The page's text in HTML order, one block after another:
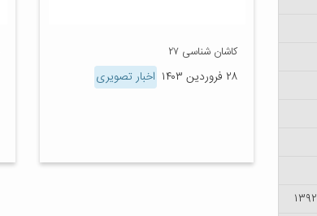
کاشان شناسی ۲۷
۲۸ فروردین ۱۴۰۳ اخبار تصویری